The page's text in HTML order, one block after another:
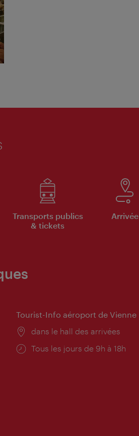
Transports publics
& tickets
Arrivée
Tourist-Info aéroport de Vienne
Lieu:
dans le hall des arrivées
Horaires
Tous les jours de 9h à 18h